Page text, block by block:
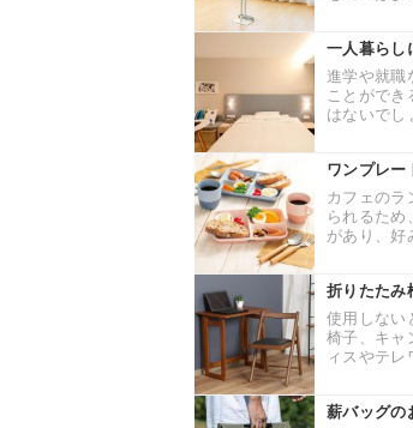
一人暮らし
進学や就職
ことがで
はないでし
ワンプレー
カフェのラ
られるため
があり、好
折りたたみ
使用しない
椅子、キャ
ィスやテレ
薪バッグの